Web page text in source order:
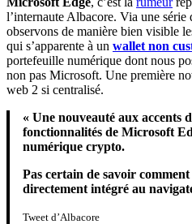
l’internaute Albacore. Via une série
observons de manière bien visible
qui s’apparente à un wallet non
portefeuille numérique dont nous
non pas Microsoft. Une première
web 2 si centralisé.
« Une nouveauté aux accents
fonctionnalités de Microsoft
numérique crypto.
Pas certain de savoir
directement intégré au
Tweet d’Albacore